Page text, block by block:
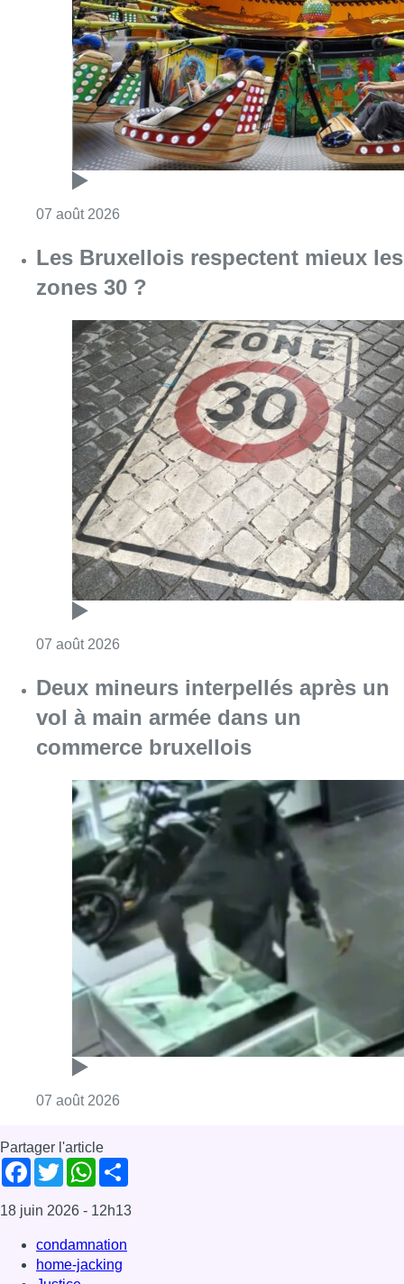
07 août 2026
Les Bruxellois respectent mieux les
zones 30 ?
07 août 2026
Deux mineurs interpellés après un
vol à main armée dans un
commerce bruxellois
07 août 2026
Partager l'article
Facebook
TwitterWhatsApp
18 juin 2026 - 12h13
condamnation
home-jacking